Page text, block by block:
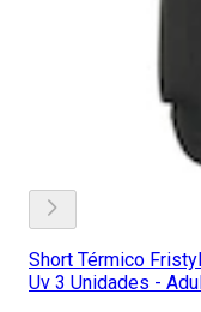
Short Térmico
Uv 3 Unidades -